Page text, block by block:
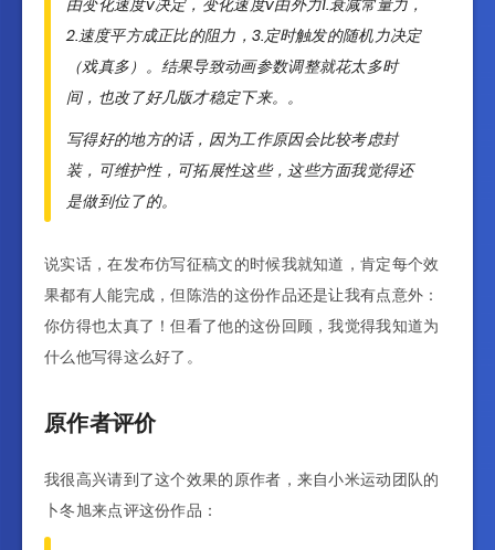
2.速度平方成正比的阻力，3.定时触发的随机力决定
（戏真多）。结果导致动画参数调整就花太多时
间，也改了好几版才稳定下来。。
写得好的地方的话，因为工作原因会比较考虑封
装，可维护性，可拓展性这些，这些方面我觉得还
是做到位了的。
说实话，在发布仿写征稿文的时候我就知道，肯定每个效
果都有人能完成，但陈浩的这份作品还是让我有点意外：
你仿得也太真了！但看了他的这份回顾，我觉得我知道为
什么他写得这么好了。
原作者评价
我很高兴请到了这个效果的原作者，来自小米运动团队的
卜冬旭来点评这份作品：